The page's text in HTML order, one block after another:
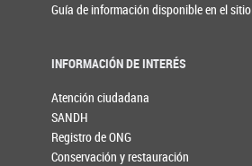
Guía de información disponible en el sitio
INFORMACIÓN DE INTERÉS
Atención ciudadana
SANDH
Registro de ONG
Conservación y restauración